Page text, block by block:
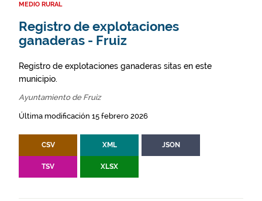
MEDIO RURAL
Registro de explotaciones
ganaderas - Fruiz
Registro de explotaciones ganaderas sitas en este
municipio.
Ayuntamiento de Fruiz
Última modificación 15 febrero 2026
CSV XML JSON
TSV XLSX